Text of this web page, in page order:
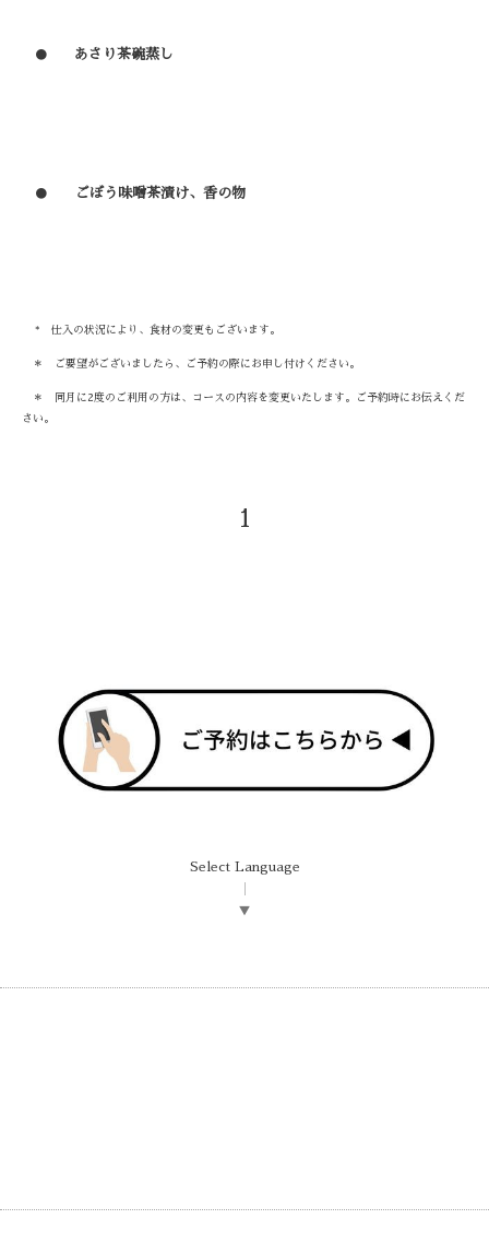
● あさり茶碗蒸し
● ごぼう味噌茶漬け、香の物
* 仕入の状況により、食材の変更もございます。
＊ ご要望がございましたら、ご予約の際にお申し付けください。
＊ 同月に2度のご利用の方は、コースの内容を変更いたします。ご予約時にお伝えくだ
さい。
1
Select Language
▼